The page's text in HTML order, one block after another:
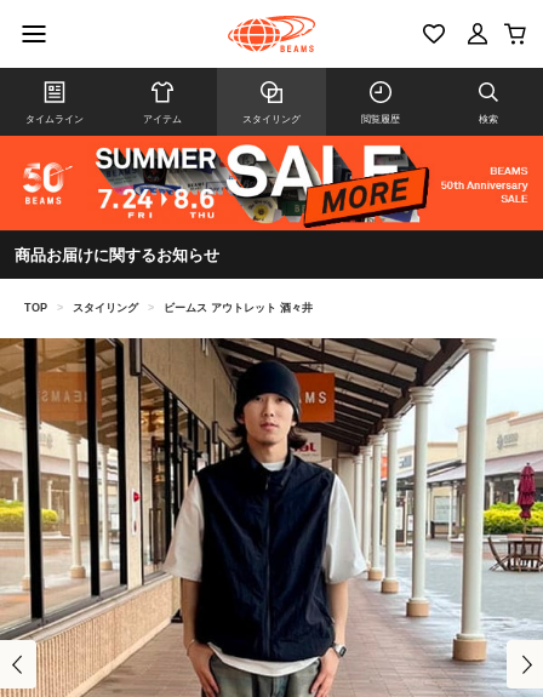
タイムライン アイテム スタイリング 閲覧履歴 検索
商品お届けに関するお知らせ
TOP > スタイリング > ビームス アウトレット 酒々井